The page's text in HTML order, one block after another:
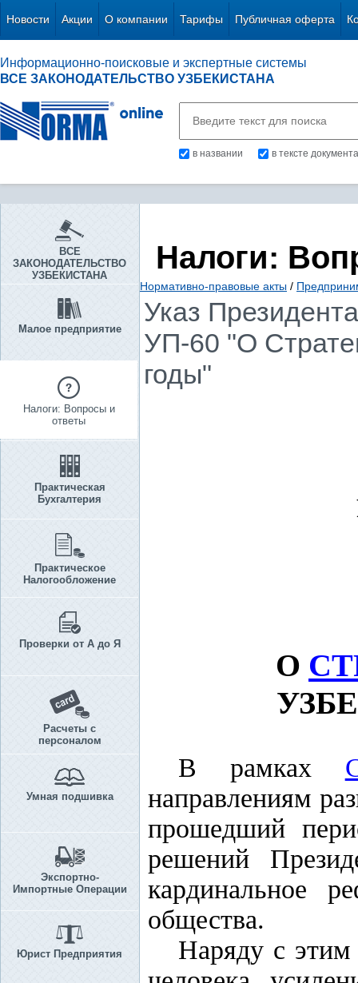
Новости Акции О компании Тарифы Публичная оферта
Информационно-поисковые и экспертные системы
ВСЕ ЗАКОНОДАТЕЛЬСТВО УЗБЕКИСТАНА
в названии в тексте документа
ВСЕ
ЗАКОНОДАТЕЛЬСТВО
УЗБЕКИСТАНА
Малое предприятие
Налоги: Вопросы и
ответы
Практическая
Бухгалтерия
Практическое
Налогообложение
Проверки от А до Я
Расчеты с
персоналом
Умная подшивка
Экспортно-
Импортные Операции
Юрист Предприятия
Налоги:
Нормативно-правовые акты /
Указ
УП-60 "О
годы"
О
В рамках
направлениям
прошедший
решений
кардинальное
общества.
Наряду с этим